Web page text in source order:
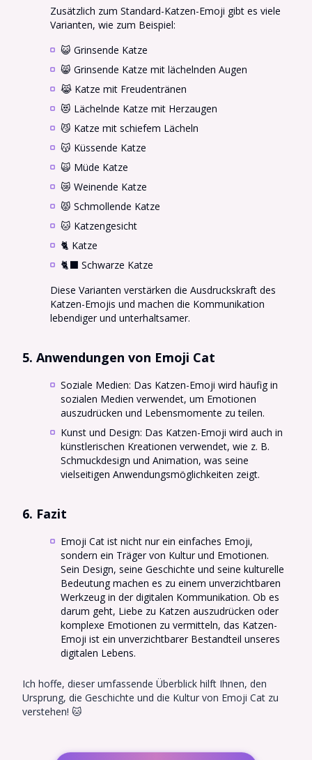
Zusätzlich zum Standard-Katzen-Emoji gibt es viele
Varianten, wie zum Beispiel:
😺 Grinsende Katze
😸 Grinsende Katze mit lächelnden Augen
😹 Katze mit Freudentränen
😻 Lächelnde Katze mit Herzaugen
😼 Katze mit schiefem Lächeln
😽 Küssende Katze
🙀 Müde Katze
😿 Weinende Katze
😾 Schmollende Katze
🐱 Katzengesicht
🐈 Katze
🐈⬛ Schwarze Katze
Diese Varianten verstärken die Ausdruckskraft des
Katzen-Emojis und machen die Kommunikation
lebendiger und unterhaltsamer.
5. Anwendungen von Emoji Cat
Soziale Medien: Das Katzen-Emoji wird häufig in
sozialen Medien verwendet, um Emotionen
auszudrücken und Lebensmomente zu teilen.
Kunst und Design: Das Katzen-Emoji wird auch in
künstlerischen Kreationen verwendet, wie z. B.
Schmuckdesign und Animation, was seine
vielseitigen Anwendungsmöglichkeiten zeigt.
6. Fazit
Emoji Cat ist nicht nur ein einfaches Emoji,
sondern ein Träger von Kultur und Emotionen.
Sein Design, seine Geschichte und seine kulturelle
Bedeutung machen es zu einem unverzichtbaren
Werkzeug in der digitalen Kommunikation. Ob es
darum geht, Liebe zu Katzen auszudrücken oder
komplexe Emotionen zu vermitteln, das Katzen-
Emoji ist ein unverzichtbarer Bestandteil unseres
digitalen Lebens.
Ich hoffe, dieser umfassende Überblick hilft Ihnen, den
Ursprung, die Geschichte und die Kultur von Emoji Cat zu
verstehen! 🐱